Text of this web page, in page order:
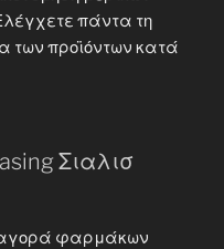
πάντα τη
των προϊόντων κατά
Σιαλισ
αγορά φαρμάκων